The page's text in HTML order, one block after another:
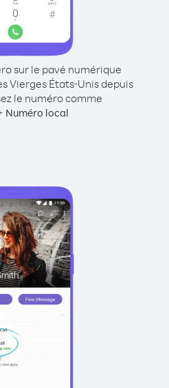
sur le pavé numérique
Vierges États-Unis depuis
le numéro comme
Numéro local